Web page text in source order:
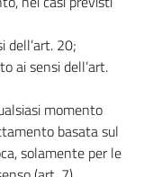
dell’art. 20;
ai sensi dell’art.
momento
basata sul
solamente per le